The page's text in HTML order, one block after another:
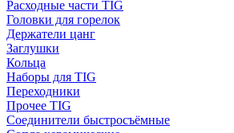
Расходные части TIG
Головки для горелок
Держатели цанг
Заглушки
Кольца
Наборы для TIG
Переходники
Прочее TIG
Соединители быстросъёмные